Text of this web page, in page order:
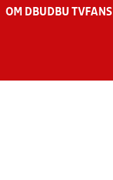
OM DBU DBU TV